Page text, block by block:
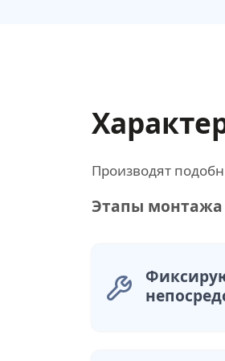
Производят
Этапы монтажа